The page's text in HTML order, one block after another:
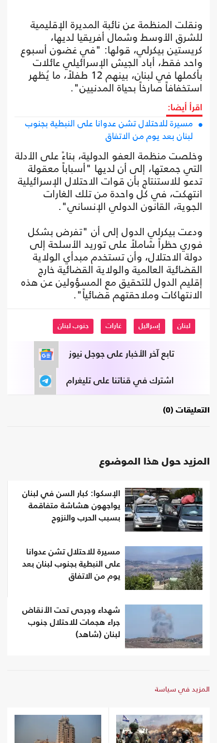
ونقلت المنظمة عن نائبة المديرة الإقليمية
للشرق الأوسط وشمال أفريقيا لديها،
كريستين بيكرلي، قولها: "في غضون أسبوع
واحد فقط، أباد الجيش الإسرائيلي عائلات
بأكملها في لبنان، بينهم 12 طفلاً، ما يُظهر
استخفافاً صارخاً بحياة المدنيين".
اقرأ أيضا:
مسيرة للاحتلال تشن عدوانا على النبطية بجنوب
لبنان بعد يوم من الاتفاق
وخلصت منظمة العفو الدولية، بناءً على الأدلة
التي جمعتها، إلى أن لديها "أسباباً معقولة
تدعو للاستنتاج بأن قوات الاحتلال الإسرائيلية
انتهكت، في كل واحدة من تلك الغارات
الجوية، القانون الدولي الإنساني".
ودعت بيكرلي الدول إلى أن "تفرض بشكل
فوري حظراً شاملاً على توريد الأسلحة إلى
دولة الاحتلال، وأن تستخدم مبدأي الولاية
القضائية العالمية والولاية القضائية خارج
إقليم الدول للتحقيق مع المسؤولين عن هذه
الانتهاكات وملاحقتهم قضائياً".
لبنان إسرائيل غارات جنوب لبنان
تابع آخر الأخبار على جوجل نيوز
اشترك في قناتنا على تليغرام
التعليقات (0)
المزيد حول هذا الموضوع
الإسكوا: كبار السن في لبنان
يواجهون هشاشة متفاقمة
بسبب الحرب والنزوح
مسيرة للاحتلال تشن عدوانا
على النبطية بجنوب لبنان بعد
يوم من الاتفاق
شهداء وجرحى تحت الأنقاض
جراء هجمات للاحتلال جنوب
لبنان (شاهد)
المزيد في سياسة